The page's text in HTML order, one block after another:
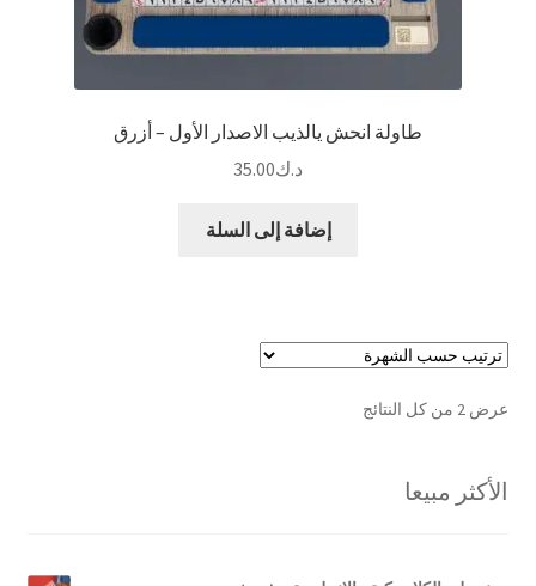
طاولة انحش يالذيب الاصدار الأول – أزرق
د.ك35.00
إضافة إلى السلة
عرض ⁦2⁩ من كل النتائج
تم
الأكثر مبيعا